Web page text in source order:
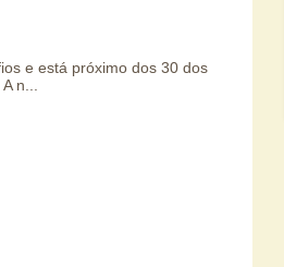
e está próximo dos 30 dos
n...